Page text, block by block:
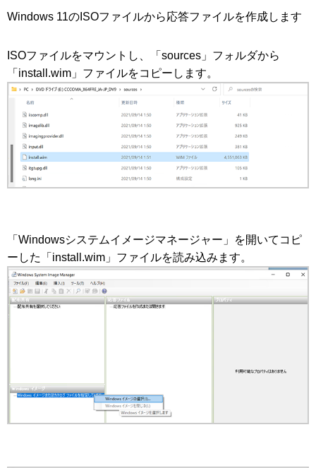
Windows 11のISOファイルから応答ファイルを作成します
ISOファイルをマウントし、「sources」フォルダから
「install.wim」ファイルをコピーします。
「Windowsシステムイメージマネージャー」を開いてコピ
ーした「install.wim」ファイルを読み込みます。